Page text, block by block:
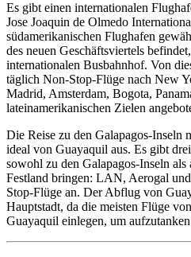
Es gibt einen internationalen
Jose Joaquin de Olmedo
südamerikanischen Flughafen
des neuen Geschäftsviertels
internationalen Busbahnhof. Von
täglich Non-Stop-Flüge nach New
Madrid, Amsterdam, Bogota,
lateinamerikanischen Zielen
Die Reise zu den Galapagos-Inseln
ideal von Guayaquil aus. Es gibt
sowohl zu den Galapagos-Inseln als
Festland bringen: LAN, Aerogal
Stop-Flüge an. Der Abflug von
Hauptstadt, da die meisten Flüge
Guayaquil einlegen, um